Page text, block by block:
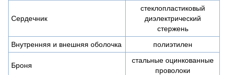
Сердечник
стеклопластиковый
диэлектрический
стержень
Внутренняя и внешняя оболочка
полиэтилен
Броня
стальные оцинкованные
проволоки